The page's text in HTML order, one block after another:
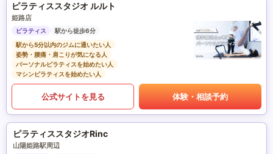
ピラティススタジオ ルルト
姫路店
ピラティス
駅から徒歩6分
駅から5分以内のジムに通いたい人
姿勢・腰痛・肩こりが気になる人
パーソナルピラティスを始めたい人
マシンピラティスを始めたい人
公式サイトを見る 体験・相談予約
ピラティススタジオRinc
山陽姫路駅周辺